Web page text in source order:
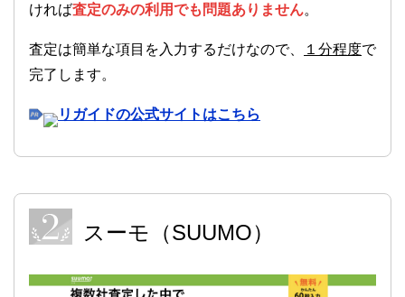
ければ査定のみの利用でも問題ありません。
査定は簡単な項目を入力するだけなので、 １分程度で
完了します。
リガイドの公式サイトはこちら
スーモ（SUUMO）